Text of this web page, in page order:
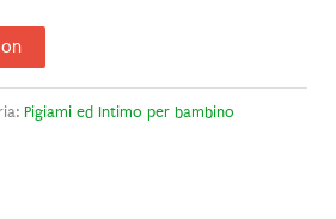
Pigiami ed Intimo per bambino